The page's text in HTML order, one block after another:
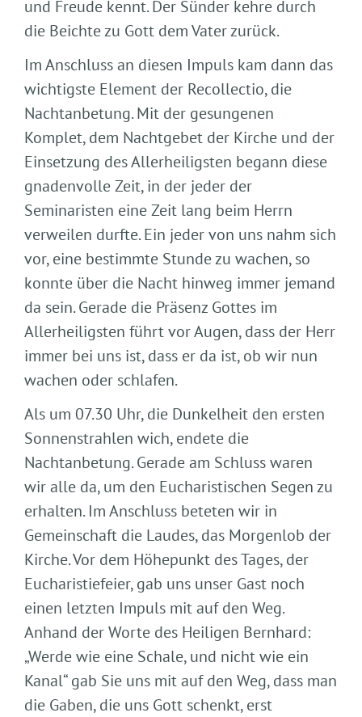
und Freude kennt. Der Sünder kehre durch
die Beichte zu Gott dem Vater zurück.
Im Anschluss an diesen Impuls kam dann das
wichtigste Element der Recollectio, die
Nachtanbetung. Mit der gesungenen
Komplet, dem Nachtgebet der Kirche und der
Einsetzung des Allerheiligsten begann diese
gnadenvolle Zeit, in der jeder der
Seminaristen eine Zeit lang beim Herrn
verweilen durfte. Ein jeder von uns nahm sich
vor, eine bestimmte Stunde zu wachen, so
konnte über die Nacht hinweg immer jemand
da sein. Gerade die Präsenz Gottes im
Allerheiligsten führt vor Augen, dass der Herr
immer bei uns ist, dass er da ist, ob wir nun
wachen oder schlafen.
Als um 07.30 Uhr, die Dunkelheit den ersten
Sonnenstrahlen wich, endete die
Nachtanbetung. Gerade am Schluss waren
wir alle da, um den Eucharistischen Segen zu
erhalten. Im Anschluss beteten wir in
Gemeinschaft die Laudes, das Morgenlob der
Kirche. Vor dem Höhepunkt des Tages, der
Eucharistiefeier, gab uns unser Gast noch
einen letzten Impuls mit auf den Weg.
Anhand der Worte des Heiligen Bernhard:
„Werde wie eine Schale, und nicht wie ein
Kanal“ gab Sie uns mit auf den Weg, dass man
die Gaben, die uns Gott schenkt, erst